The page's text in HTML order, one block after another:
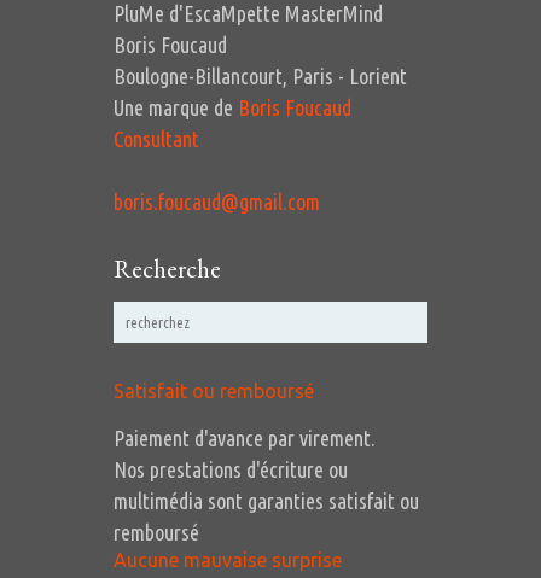
PluMe d'EscaMpette MasterMind
Boris Foucaud
Boulogne-Billancourt, Paris - Lorient
Une marque de Boris Foucaud
Consultant
boris.foucaud@gmail.com
Recherche
Satisfait ou remboursé
Paiement d'avance par virement.
Nos prestations d'écriture ou
multimédia sont garanties satisfait ou
remboursé
Aucune mauvaise surprise